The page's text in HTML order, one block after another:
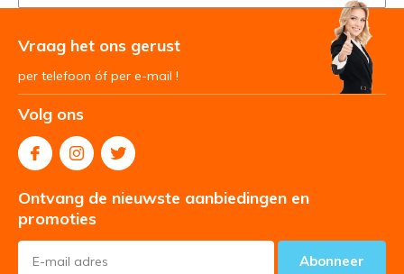
Vraag het ons gerust
per telefoon óf per e-mail !
Volg ons
Ontvang de nieuwste aanbiedingen en
promoties
Abonneer